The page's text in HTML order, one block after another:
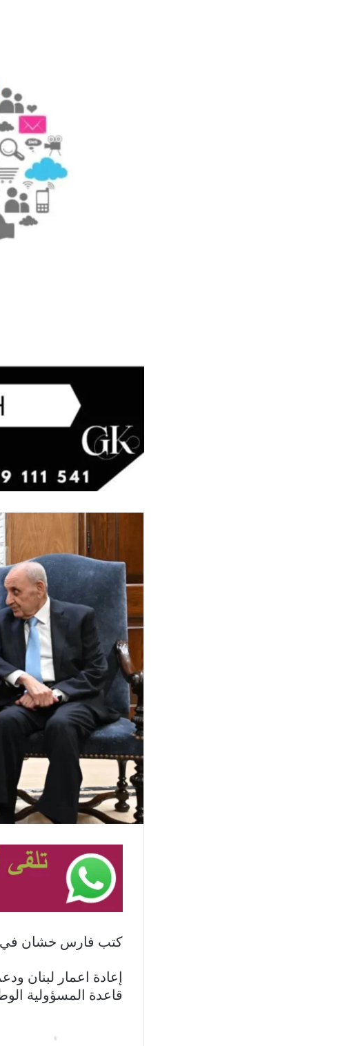
كتب فارس خشان في
إعادة اعمار لبنان
قاعدة المسؤولية